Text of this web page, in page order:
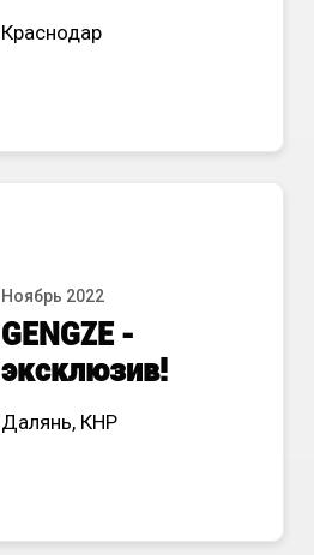
Краснодар
Ноябрь 2022
GENGZE-
эксклюзив!
Далянь, КНР